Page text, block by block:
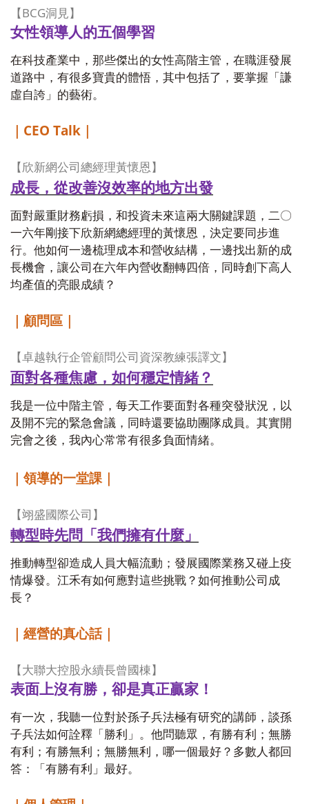
【 BCG洞見】
女性領導人的五個學習
在科技產業中，那些傑出的女性高階主管，在職涯發展
道路中，有很多寶貴的體悟，其中包括了，要掌握「謙
虛自誇」的藝術。
CEO Talk
【欣新網公司總經理黃懷恩】
成長，從改善沒效率的地方出發
面對嚴重財務虧損，和投資未來這兩大關鍵課題，二〇
一六年剛接下欣新網總經理的黃懷恩，決定要同步進
行。他如何一邊梳理成本和營收結構，一邊找出新的成
長機會，讓公司在六年內營收翻轉四倍，同時創下高人
均產值的亮眼成績？
｜顧問區｜
【卓越執行企管顧問公司資深教練張譯文】
面對各種焦慮，如何穩定情緒？
我是一位中階主管，每天工作要面對各種突發狀況，以
及開不完的緊急會議，同時還要協助團隊成員。其實開
完會之後，我內心常常有很多負面情緒。
｜領導的一堂課｜
【翊盛國際公司】
轉型時先問「我們擁有什麼」
推動轉型卻造成人員大幅流動；發展國際業務又碰上疫
情爆發。江禾有如何應對這些挑戰？如何推動公司成
長？
｜經營的真心話｜
【大聯大控股永續長曾國棟】
表面上沒有勝，卻是真正贏家！
有一次，我聽一位對於孫子兵法極有研究的講師，談孫
子兵法如何詮釋「勝利」。他問聽眾，有勝有利；無勝
有利；有勝無利；無勝無利，哪一個最好？多數人都回
答：「有勝有利」最好。